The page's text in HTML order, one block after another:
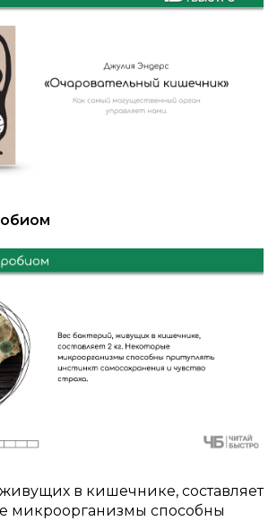
в кишечнике, составляет
микроорганизмы способны